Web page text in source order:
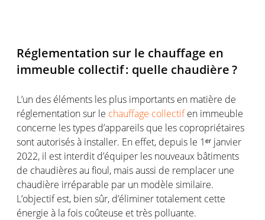
Réglementation sur le chauffage en
immeuble collectif: quelle chaudière?
L’un des éléments les plus importants en matière de
réglementationsur le chauffage collectif en immeuble
concerne les types d’appareils que les copropriétaires
sontautorisésà installer. En effet, depuis le 1ᵉʳ janvier
2022, il est interdit d’équiper les nouveaux bâtiments
de chaudièresau fioul, maisaussi de remplacer une
chaudière irréparable par un modèle similaire.
L’objectif est, biensûr, d’éliminertotalement cette
énergie à lafois coûteuse et très polluante.